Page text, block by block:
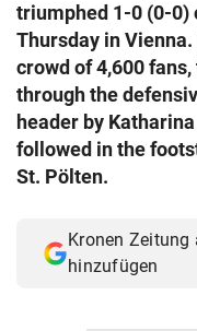
triumphed 1-0 (0-0)
Thursday in
crowd of 4,600
through the
header by
followed in the
St. Pölten.
Kronen Zeitung
hinzufügen